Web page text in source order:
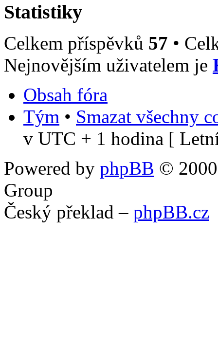
Statistiky
Celkem příspěvků 57 •
Nejnovějším uživatelem je
Obsah fóra
Tým • Smazat všechny
v UTC + 1 hodina [
Powered by phpBB ©
Group
Český překlad – phpBB.cz